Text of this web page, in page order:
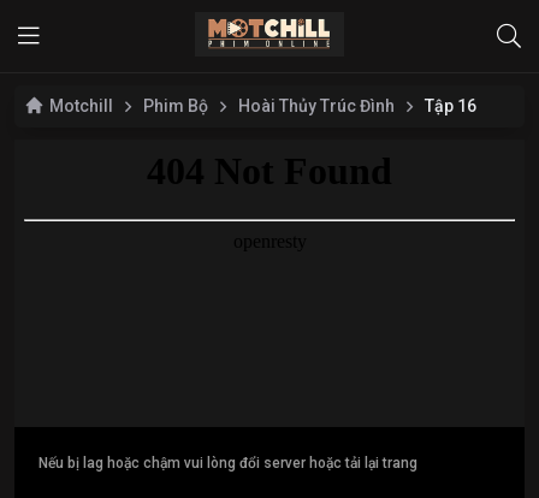
Motchill Phim Bộ Hoài Thủy Trúc Đình Tập 16
Nếu bị lag hoặc chậm vui lòng đổi server hoặc tải lại trang